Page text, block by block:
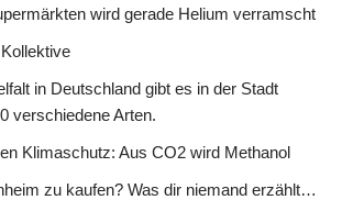
wird gerade Helium verramscht
in Deutschland gibt es in der Stadt
verschiedene Arten.
Klimaschutz: Aus CO2 wird Methanol
zu kaufen? Was dir niemand erzählt…